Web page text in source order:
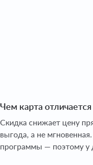
Чем карта
Скидка снижает цену
выгода, а не
программы — поэтому у